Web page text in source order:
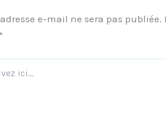
e-mail ne sera pas publiée.
*